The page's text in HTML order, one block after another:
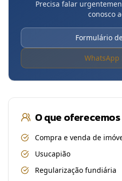
Precisa falar
conosco
Formulário
WhatsApp
O que oferecemos
Compra e venda de
Usucapião
Regularização fundiária